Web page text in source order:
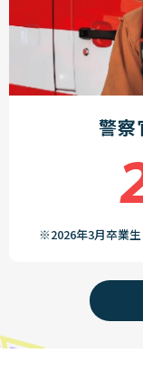
警察
※2026年3月卒業